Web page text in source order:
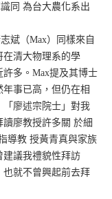
同 為台大農化系出
斌（Max）同樣來自
在清大物理系的學
多。Max提及其博士
事已高，但仍在相
「廖述宗院士」對我
廖教授許多關 於細
導教 授黃青真與家族
建議我禮貌性拜訪
就不曾興起前去拜